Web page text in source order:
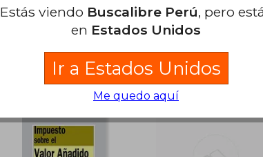
Tirant Lo Blanch, 2018, 2
Edición, Tapa Blanda,
Ecoe Ediciones, 2016, 2
Edición, Tapa Blanda,
Nuevo
Estás viendo Buscalibre Perú, pero
en Estados Unidos
Ir a Estados Unidos
Me quedo aquí